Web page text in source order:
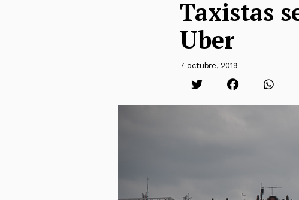
Taxistas
Uber
7 octubre, 2019